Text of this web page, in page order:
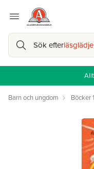
Sök efter
Barn och ungdom Böcker